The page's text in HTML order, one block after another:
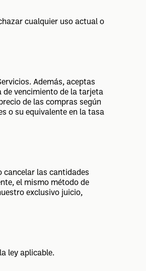
cualquier uso actual o
Además, aceptas
de vencimiento de la tarjeta
de las compras según
o su equivalente en la tasa
cancelar las cantidades
el mismo método de
exclusivo juicio,
ley aplicable.